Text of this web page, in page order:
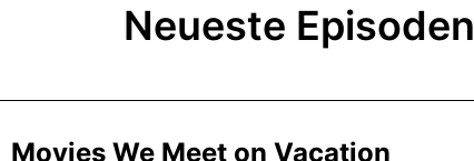
Neueste Episoden